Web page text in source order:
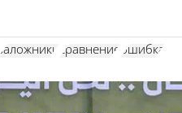
заложники сравнение ошибка